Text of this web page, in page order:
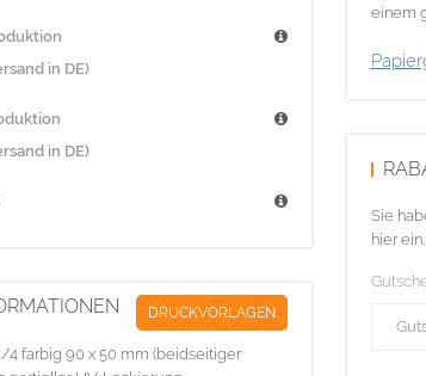
in DE)
in DE)
DRUCKVORLAGEN
4 farbig 90 x 50 mm (beidseitiger
einem
Sie
hier ein.